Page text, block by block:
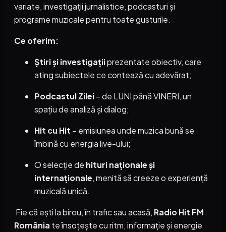
variate, investigații jurnalistice, podcasturi și
programe muzicale pentru toate gusturile.
Ce oferim:
Știri și investigațiiprezentate obiectiv, care
ating subiectele ce contează cu adevărat;
Podcastul Zilei– de LUNI până VINERI, un
spațiu de analiză și dialog;
Hit cu Hit – emisiunea unde muzica bună se
îmbină cu energia live-ului;
O selecție de hituri naționale și
internaționale, menită să creeze o experiență
muzicală unică.
Fie că ești la birou, în trafic sau acasă, Radio Hit FM
România te însoțește cu ritm, informație și energie